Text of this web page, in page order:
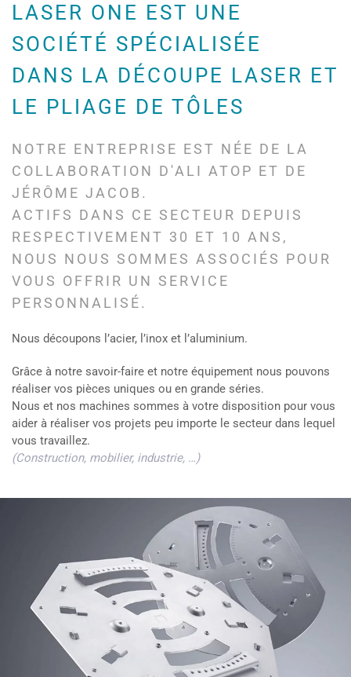
LASER ONE EST UNE
SOCIÉTÉ SPÉCIALISÉE
DANS LA DÉCOUPE LASER ET
LE PLIAGE DE TÔLES
NOTRE ENTREPRISE EST NÉE DE LA
COLLABORATION D'ALI ATOP ET DE
JÉRÔME JACOB.
ACTIFS DANS CE SECTEUR DEPUIS
RESPECTIVEMENT 30 ET 10 ANS,
NOUS NOUS SOMMES ASSOCIÉS POUR
VOUS OFFRIR UN SERVICE
PERSONNALISÉ.
Nous découpons l’acier, l’inox et l’aluminium.
Grâce à notre savoir-faire et notre équipement nous pouvons
réaliser vos pièces uniques ou en grande séries.
Nous et nos machines sommes à votre disposition pour vous
aider à réaliser vos projets peu importe le secteur dans lequel
vous travaillez.
(Construction, mobilier, industrie, …)